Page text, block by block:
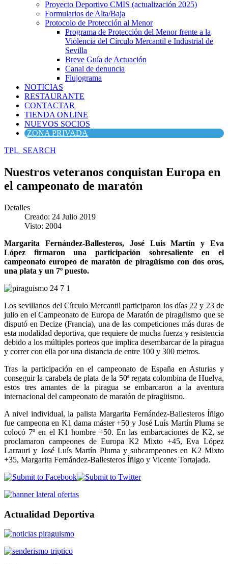
Proyecto Deportivo CMIS (actualización 2025)
Formularios de Alta/Baja
Protocolo de Protección al Menor
Programa de Protección del Menor frente a la
Violencia del Círculo Mercantil e Industrial de
Sevilla
Breve Guía de Actuación
Canal de denuncia
Flujograma
NOTICIAS
RESTAURANTE
CONTACTAR
TIENDA ONLINE
NUEVOS SOCIOS
ZONA PRIVADA
TPL_SEARCH
Nuestros veteranos conquistan Europa en
el campeonato de maratón
Detalles
Creado: 24 Julio 2019
Visto: 2004
Margarita Fernández-Ballesteros, José Luis Martín y Eva
López firmaron una participación sobresaliente en el
campeonato europeo de maratón de piragüismo con dos oros,
una plata y un 7º puesto.
Los sevillanos del Círculo Mercantil participaron los días 22 y 23 de
julio en el Campeonato de Europa de Maratón de piragüismo que se
disputó en Decize (Francia), una de las competiciones más duras de
esta modalidad deportiva, que requiere de mucha fuerza y resistencia
debido a los múltiples porteos que implica desembarcar de la piragua
y correr con ella por una distancia de entre 100 y 300 metros.
Tras la participación en el campeonato de España en Asturias y
conseguir la carabela de plata de la 50ª regata colombina de Huelva,
estos tres amantes de la piragua se embarcaron a la aventura
internacional del campeonato de maratón de piragüismo.
A nivel individual, la palista Margarita Fernández-Ballesteros Íñigo
fue campeona en K1 dama máster +50 y José Luís Martín Pluma se
colocó 7º en el K1 hombre +50. En las embarcaciones de K2, se
proclamaron campeones de Europa K2 Mixto +45, Eva López
Larrauri y José Luís Martín Pluma y subcampeones en K2 Mixto
+35, Margarita Fernández-Ballesteros Íñigo y Vicente Tortajada.
Actualidad Deportiva